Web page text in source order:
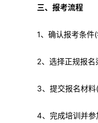
三、报考流程
1、确认报考条
2、选择正规报
3、提交报名材
4、完成培训并参